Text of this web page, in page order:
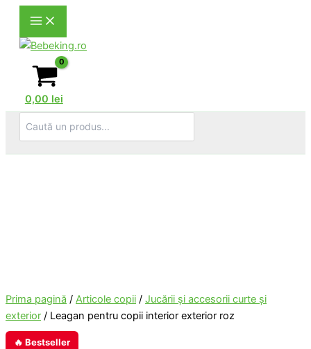
content
0,00 lei
for:
Prima pagină / Articole copii / Jucării şi accesorii curte şi
exterior / Leagan pentru copii interior exterior roz
🔥 Bestseller